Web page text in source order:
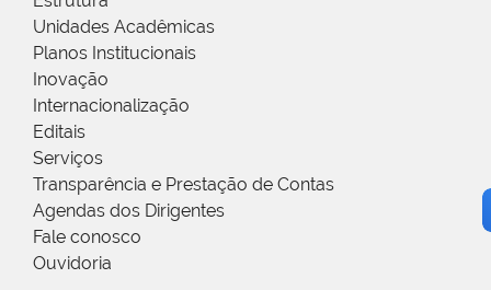
Unidades Acadêmicas
Planos Institucionais
Inovação
Internacionalização
Editais
Serviços
Transparência e Prestação de Contas
Agendas dos Dirigentes
Fale conosco
Ouvidoria